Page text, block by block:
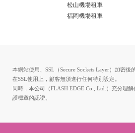
松山機場租車
福岡機場租車
本網站使用、SSL（Secure Sockets Layer）加密
在SSL使用上，顧客無須進行任何特別設定。
同時，本公司（FLASH EDGE Co., Ltd.）充分理
護標章的認證。